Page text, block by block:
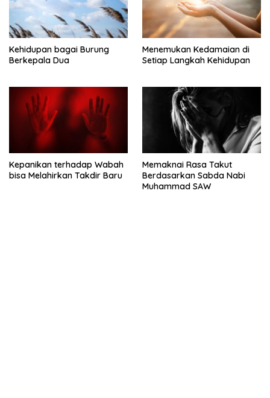
Kehidupan bagai Burung
Berkepala Dua
Menemukan Kedamaian di
Setiap Langkah Kehidupan
Kepanikan terhadap Wabah
bisa Melahirkan Takdir Baru
Memaknai Rasa Takut
Berdasarkan Sabda Nabi
Muhammad SAW